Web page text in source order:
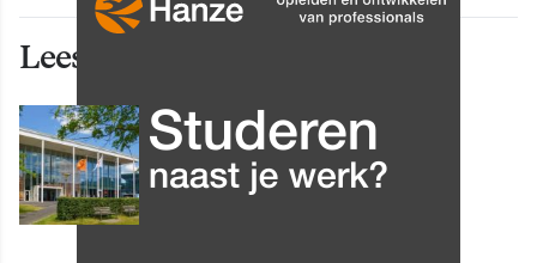
Lees ook deze artikelen
INNOVATIE
Grip op data en informatie:
Leergang Data en